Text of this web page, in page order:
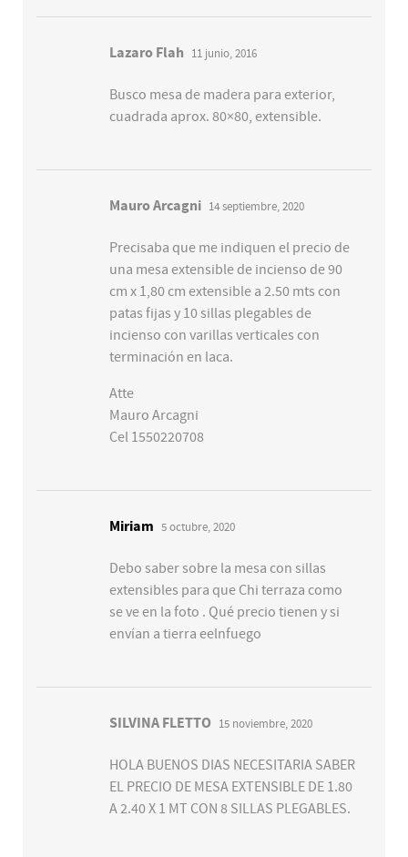
Lazaro Flah 11 junio, 2016
Busco mesa de madera para exterior,
cuadrada aprox. 80×80, extensible.
Mauro Arcagni 14 septiembre, 2020
Precisaba que me indiquen el precio de
una mesa extensible de incienso de 90
cm x 1,80 cm extensible a 2.50 mts con
patas fijas y 10 sillas plegables de
incienso con varillas verticales con
terminación en laca.
Atte
Mauro Arcagni
Cel 1550220708
Miriam 5 octubre, 2020
Debo saber sobre la mesa con sillas
extensibles para que Chi terraza como
se ve en la foto . Qué precio tienen y si
envían a tierra eelnfuego
SILVINA FLETTO 15 noviembre, 2020
HOLA BUENOS DIAS NECESITARIA SABER
EL PRECIO DE MESA EXTENSIBLE DE 1.80
A 2.40 X 1 MT CON 8 SILLAS PLEGABLES.